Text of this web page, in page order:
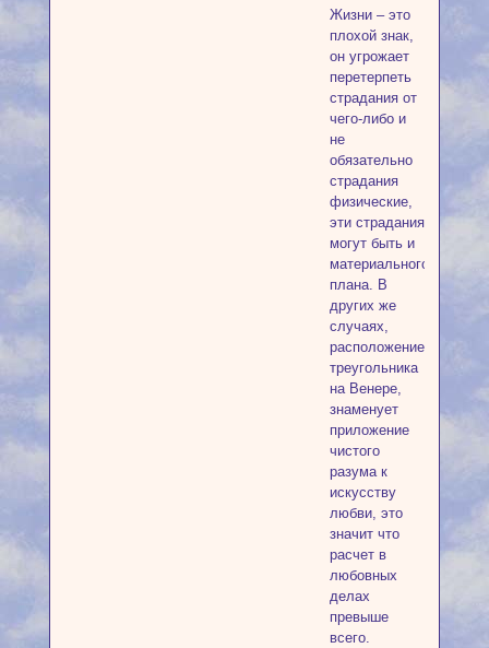
Жизни – это
плохой знак,
он угрожает
перетерпеть
страдания от
чего-либо и
не
обязательно
страдания
физические,
эти страдания
могут быть и
материального
плана. В
других же
случаях,
расположение
треугольника
на Венере,
знаменует
приложение
чистого
разума к
искусству
любви, это
значит что
расчет в
любовных
делах
превыше
всего.